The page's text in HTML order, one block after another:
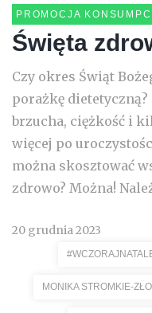
PROMOCJA
Święta
Czy okres Świąt
porażkę
brzucha, ciężkość i
więcej po
można skosztować
zdrowo? Można!
20 grudnia 2023
MONIKA STROMKIE-